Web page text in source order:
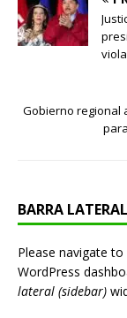
Gobierno regional
BARRA
Please navigate to
WordPress
lateral (sidebar)